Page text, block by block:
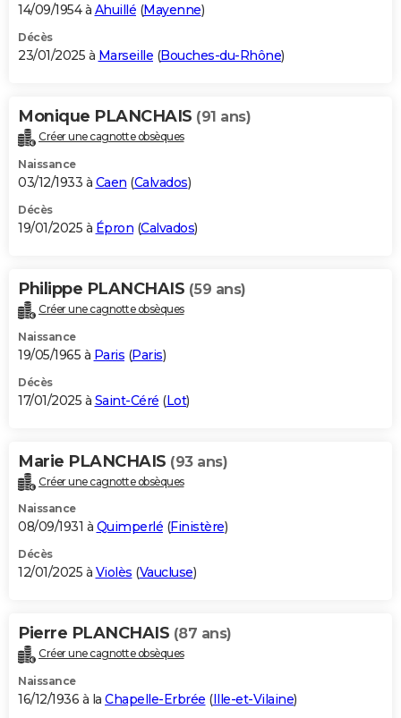
14/09/1954 à Ahuillé (Mayenne)
Décès
23/01/2025 à Marseille (Bouches-du-Rhône)
Monique PLANCHAIS (91 ans)
Créer une cagnotte obsèques
Naissance
03/12/1933 à Caen (Calvados)
Décès
19/01/2025 à Épron (Calvados)
Philippe PLANCHAIS (59 ans)
Créer une cagnotte obsèques
Naissance
19/05/1965 à Paris (Paris)
Décès
17/01/2025 à Saint-Céré (Lot)
Marie PLANCHAIS (93 ans)
Créer une cagnotte obsèques
Naissance
08/09/1931 à Quimperlé (Finistère)
Décès
12/01/2025 à Violès (Vaucluse)
Pierre PLANCHAIS (87 ans)
Créer une cagnotte obsèques
Naissance
16/12/1936 à la Chapelle-Erbrée (Ille-et-Vilaine)